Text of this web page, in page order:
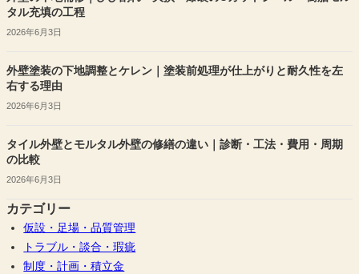
タル充填の工程
2026年6月3日
外壁塗装の下地調整とケレン｜塗装前処理が仕上がりと耐久性を左
右する理由
2026年6月3日
タイル外壁とモルタル外壁の修繕の違い｜診断・工法・費用・周期
の比較
2026年6月3日
カテゴリー
仮設・足場・品質管理
トラブル・談合・瑕疵
制度・計画・積立金